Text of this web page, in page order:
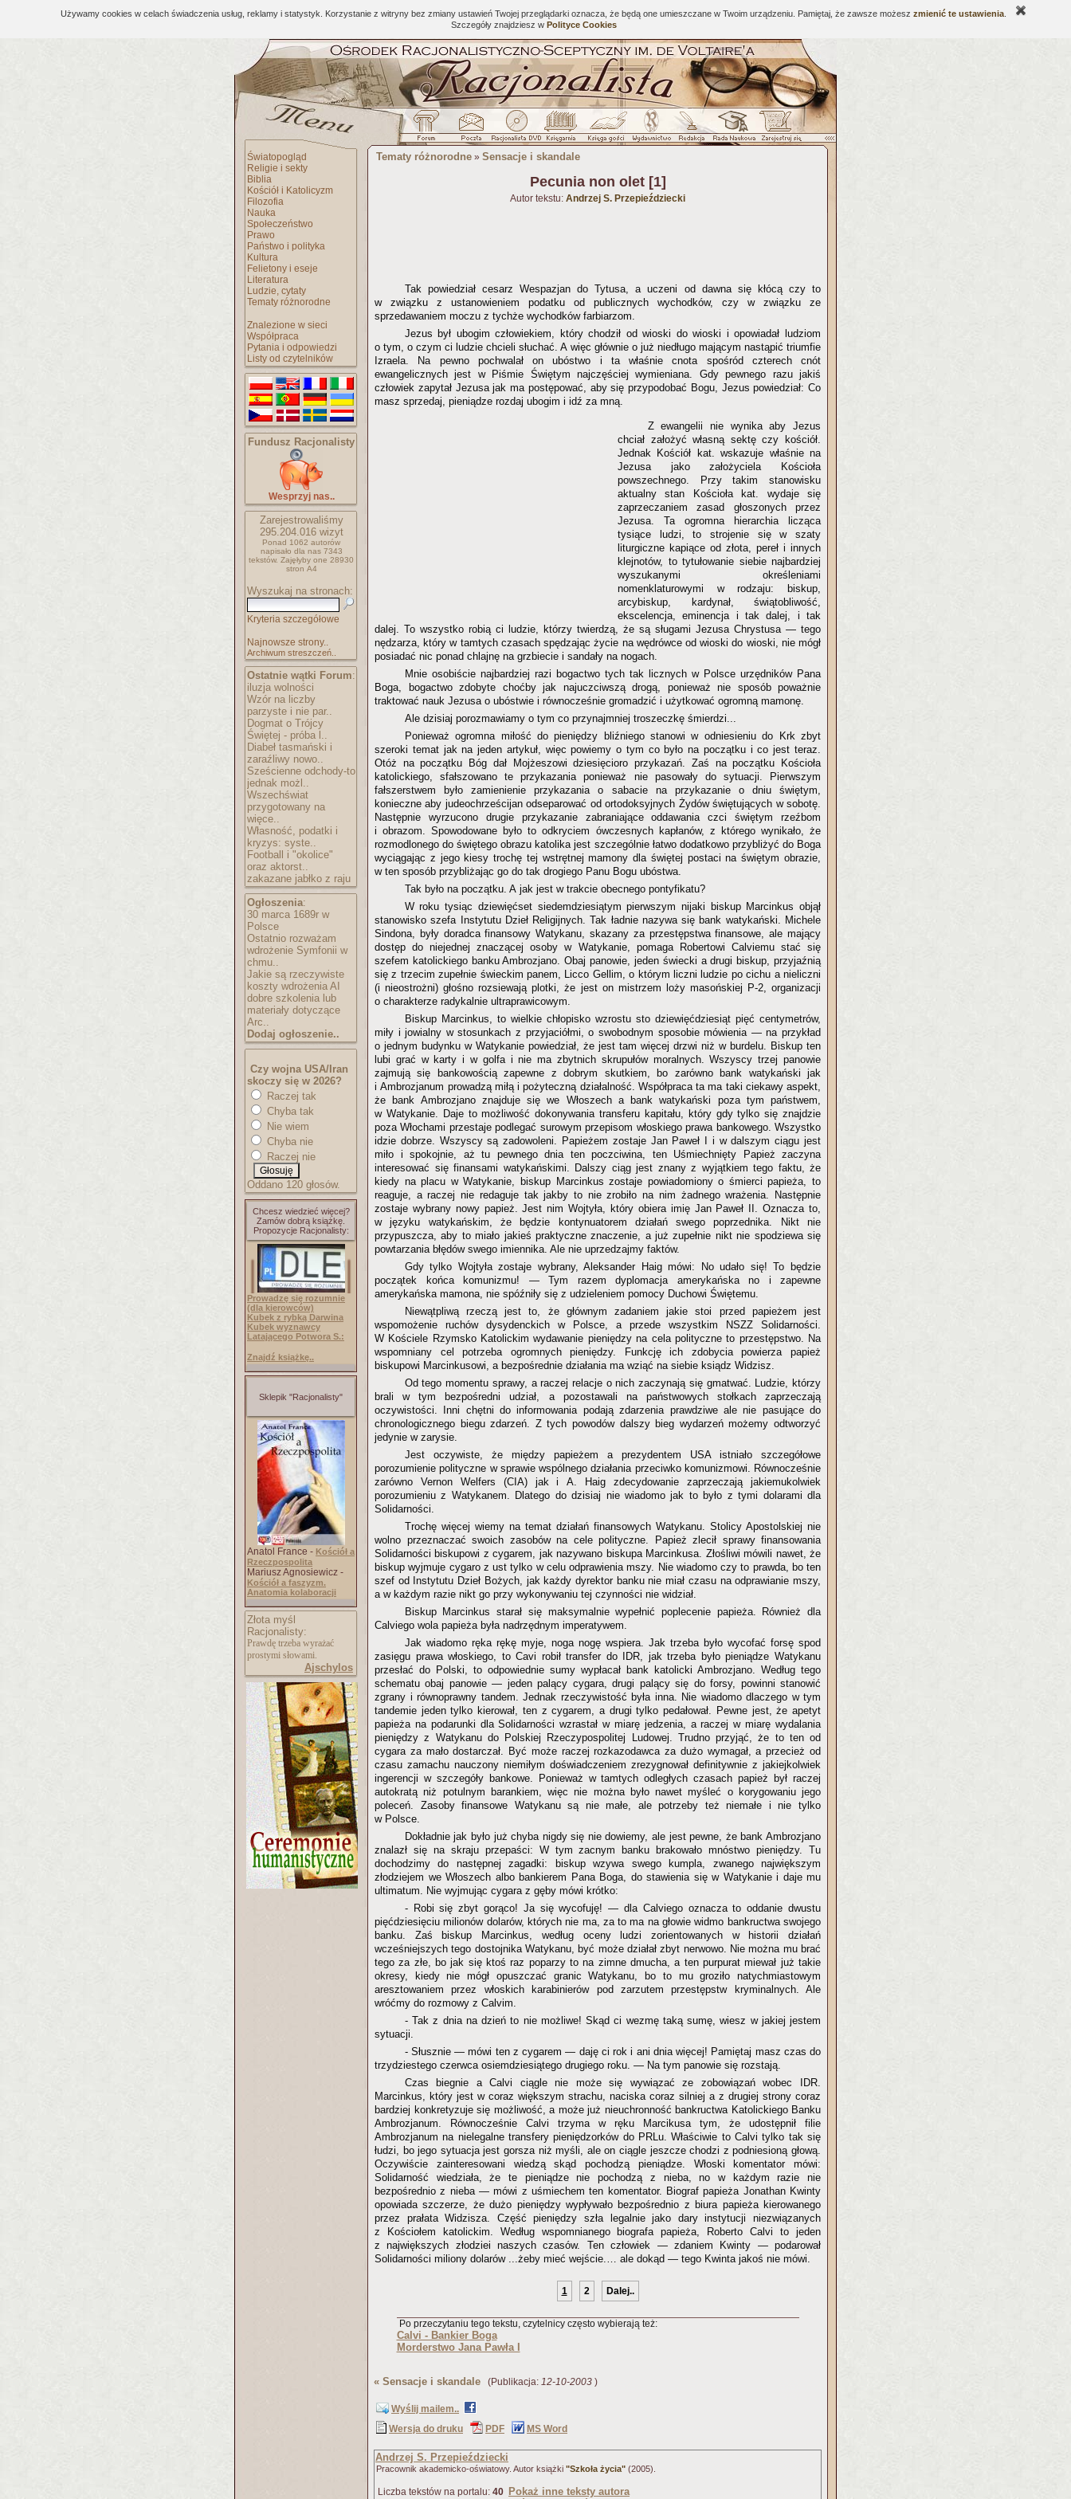
Używamy cookies w celach świadczenia usług, reklamy i statystyk. Korzystanie z witryny bez zmiany ustawień Twojej przeglądarki oznacza, że będą one umieszczane w Twoim urządzeniu. Pamiętaj, że zawsze możesz zmienić te ustawienia
Szczegóły znajdziesz w Polityce Cookies
Światopogląd
Religie i sekty
Biblia
Kościół i Katolicyzm
Filozofia
Nauka
Społeczeństwo
Prawo
Państwo i polityka
Kultura
Felietony i eseje
Literatura
Ludzie, cytaty
Tematy różnorodne
Znalezione w sieci
Współpraca
Pytania i odpowiedzi
Listy od czytelników
Fundusz Racjonalisty
Wesprzyj nas..
Zarejestrowaliśmy
295.204.016wizyt
Ponad 1062 autorów
napisało dla nas 7343
tekstów. Zajęłyby one 28930
stron A4
Wyszukaj na stronach:
Kryteria szczegółowe
Najnowsze strony..
Archiwum streszczeń..
Ostatnie wątki Forum:
iluzja wolności
Wzór na liczby
parzyste i nie par..
Dogmat o Trójcy
Świętej - próba l..
Diabeł tasmański i
zaraźliwy nowo..
Sześcienne odchody-to
jednak możl..
Wszechświat
przygotowany na
więce..
Własność, podatki i
kryzys: syste..
Football i "okolice"
oraz aktorst..
zakazane jabłko z raju
Ogłoszenia:
30 marca 1689r w
Polsce
Ostatnio rozważam
wdrożenie Symfonii w
chmu..
Jakie są rzeczywiste
koszty wdrożenia AI
dobre szkolenia lub
materiały dotyczące
Arc..
Dodaj ogłoszenie..
Czy wojna USA/Iran
skoczy się w 2026?
Raczej tak
Chyba tak
Nie wiem
Chyba nie
Raczej nie
Oddano 120 głosów.
Chcesz wiedzieć więcej?
Zamów dobrą książkę.
Propozycje Racjonalisty:
Prowadzę się rozumnie
(dla kierowców)
Kubek z rybką Darwina
Kubek wyznawcy
Latającego Potwora S.:
Znajdź książkę..
Sklepik "Racjonalisty"
Anatol France - Kościół a
Rzeczpospolita
Mariusz Agnosiewicz -
Kościół a faszyzm.
Anatomia kolaboracji
Złota myśl
Racjonalisty:
Prawdę trzeba wyrażać
prostymi słowami.
Ajschylos
Tematy różnorodne » Sensacje i skandale
Pecunia non olet [1]
Autor tekstu: Andrzej S. Przepieździecki
Tak powiedział cesarz Wespazjan do Tytusa, a uczeni od dawna się kłócą czy to
w związku z ustanowieniem podatku od publicznych wychodków, czy w związku ze
sprzedawaniem moczu z tychże wychodków farbiarzom.
Jezus był ubogim człowiekiem, który chodził od wioski do wioski i opowiadał ludziom
o tym, o czym ci ludzie chcieli słuchać. A więc głównie o już niedługo mającym nastąpić triumfie
Izraela. Na pewno pochwalał on ubóstwo i ta właśnie cnota spośród czterech cnót
ewangelicznych jest w Piśmie Świętym najczęściej wymieniana. Gdy pewnego razu jakiś
człowiek zapytał Jezusa jak ma postępować, aby się przypodobać Bogu, Jezus powiedział: Co
masz sprzedaj, pieniądze rozdaj ubogim i idź za mną.
Z ewangelii nie wynika aby Jezus
chciał założyć własną sektę czy kościół.
Jednak Kościół kat. wskazuje właśnie na
Jezusa jako założyciela Kościoła
powszechnego. Przy takim stanowisku
aktualny stan Kościoła kat. wydaje się
zaprzeczaniem zasad głoszonych przez
Jezusa. Ta ogromna hierarchia licząca
tysiące ludzi, to strojenie się w szaty
liturgiczne kapiące od złota, pereł i innych
klejnotów, to tytułowanie siebie najbardziej
wyszukanymi określeniami
nomenklaturowymi w rodzaju: biskup,
arcybiskup, kardynał, świątobliwość,
ekscelencja, eminencja i tak dalej, i tak
dalej. To wszystko robią ci ludzie, którzy twierdzą, że są sługami Jezusa Chrystusa — tego
nędzarza, który w tamtych czasach spędzając życie na wędrówce od wioski do wioski, nie mógł
posiadać nic ponad chlajnę na grzbiecie i sandały na nogach.
Mnie osobiście najbardziej razi bogactwo tych tak licznych w Polsce urzędników Pana
Boga, bogactwo zdobyte choćby jak najuczciwszą drogą, ponieważ nie sposób poważnie
traktować nauk Jezusa o ubóstwie i równocześnie gromadzić i użytkować ogromną mamonę.
Ale dzisiaj porozmawiamy o tym co przynajmniej troszeczkę śmierdzi...
Ponieważ ogromna miłość do pieniędzy bliźniego stanowi w odniesieniu do Krk zbyt
szeroki temat jak na jeden artykuł, więc powiemy o tym co było na początku i co jest teraz.
Otóż na początku Bóg dał Mojżeszowi dziesięcioro przykazań. Zaś na początku Kościoła
katolickiego, sfałszowano te przykazania ponieważ nie pasowały do sytuacji. Pierwszym
fałszerstwem było zamienienie przykazania o sabacie na przykazanie o dniu świętym,
konieczne aby judeochrześcijan odseparować od ortodoksyjnych Żydów świętujących w sobotę.
Następnie wyrzucono drugie przykazanie zabraniające oddawania czci świętym rzeźbom
i obrazom. Spowodowane było to odkryciem ówczesnych kapłanów, z którego wynikało, że
rozmodlonego do świętego obrazu katolika jest szczególnie łatwo dodatkowo przybliżyć do Boga
wyciągając z jego kiesy trochę tej wstrętnej mamony dla świętej postaci na świętym obrazie,
w ten sposób przybliżając go do tak drogiego Panu Bogu ubóstwa.
Tak było na początku. A jak jest w trakcie obecnego pontyfikatu?
W roku tysiąc dziewięćset siedemdziesiątym pierwszym nijaki biskup Marcinkus objął
stanowisko szefa Instytutu Dzieł Religijnych. Tak ładnie nazywa się bank watykański. Michele
Sindona, były doradca finansowy Watykanu, skazany za przestępstwa finansowe, ale mający
dostęp do niejednej znaczącej osoby w Watykanie, pomaga Robertowi Calviemu stać się
szefem katolickiego banku Ambrozjano. Obaj panowie, jeden świecki a drugi biskup, przyjaźnią
się z trzecim zupełnie świeckim panem, Licco Gellim, o którym liczni ludzie po cichu a nieliczni
(i nieostrożni) głośno rozsiewają plotki, że jest on mistrzem loży masońskiej P-2, organizacji
o charakterze radykalnie ultraprawicowym.
Biskup Marcinkus, to wielkie chłopisko wzrostu sto dziewięćdziesiąt pięć centymetrów,
miły i jowialny w stosunkach z przyjaciółmi, o swobodnym sposobie mówienia — na przykład
o jednym budynku w Watykanie powiedział, że jest tam więcej drzwi niż w burdelu. Biskup ten
lubi grać w karty i w golfa i nie ma zbytnich skrupułów moralnych. Wszyscy trzej panowie
zajmują się bankowością zapewne z dobrym skutkiem, bo zarówno bank watykański jak
i Ambrozjanum prowadzą miłą i pożyteczną działalność. Współpraca ta ma taki ciekawy aspekt,
że bank Ambrozjano znajduje się we Włoszech a bank watykański poza tym państwem,
w Watykanie. Daje to możliwość dokonywania transferu kapitału, który gdy tylko się znajdzie
poza Włochami przestaje podlegać surowym przepisom włoskiego prawa bankowego. Wszystko
idzie dobrze. Wszyscy są zadowoleni. Papieżem zostaje Jan Paweł I i w dalszym ciągu jest
miło i spokojnie, aż tu pewnego dnia ten poczciwina, ten Uśmiechnięty Papież zaczyna
interesować się finansami watykańskimi. Dalszy ciąg jest znany z wyjątkiem tego faktu, że
kiedy na placu w Watykanie, biskup Marcinkus zostaje powiadomiony o śmierci papieża, to
reaguje, a raczej nie redaguje tak jakby to nie zrobiło na nim żadnego wrażenia. Następnie
zostaje wybrany nowy papież. Jest nim Wojtyła, który obiera imię Jan Paweł II. Oznacza to,
w języku watykańskim, że będzie kontynuatorem działań swego poprzednika. Nikt nie
przypuszcza, aby to miało jakieś praktyczne znaczenie, a już zupełnie nikt nie spodziewa się
powtarzania błędów swego imiennika. Ale nie uprzedzajmy faktów.
Gdy tylko Wojtyła zostaje wybrany, Aleksander Haig mówi: No udało się! To będzie
początek końca komunizmu! — Tym razem dyplomacja amerykańska no i zapewne
amerykańska mamona, nie spóźniły się z udzieleniem pomocy Duchowi Świętemu.
Niewątpliwą rzeczą jest to, że głównym zadaniem jakie stoi przed papieżem jest
wspomożenie ruchów dysydenckich w Polsce, a przede wszystkim NSZZ Solidarności.
W Kościele Rzymsko Katolickim wydawanie pieniędzy na cela polityczne to przestępstwo. Na
wspomniany cel potrzeba ogromnych pieniędzy. Funkcję ich zdobycia powierza papież
biskupowi Marcinkusowi, a bezpośrednie działania ma wziąć na siebie ksiądz Widzisz.
Od tego momentu sprawy, a raczej relacje o nich zaczynają się gmatwać. Ludzie, którzy
brali w tym bezpośredni udział, a pozostawali na państwowych stołkach zaprzeczają
oczywistości. Inni chętni do informowania podają zdarzenia prawdziwe ale nie pasujące do
chronologicznego biegu zdarzeń. Z tych powodów dalszy bieg wydarzeń możemy odtworzyć
jedynie w zarysie.
Jest oczywiste, że między papieżem a prezydentem USA istniało szczegółowe
porozumienie polityczne w sprawie wspólnego działania przeciwko komunizmowi. Równocześnie
zarówno Vernon Welfers (CIA) jak i A. Haig zdecydowanie zaprzeczają jakiemukolwiek
porozumieniu z Watykanem. Dlatego do dzisiaj nie wiadomo jak to było z tymi dolarami dla
Solidarności.
Trochę więcej wiemy na temat działań finansowych Watykanu. Stolicy Apostolskiej nie
wolno przeznaczać swoich zasobów na cele polityczne. Papież zlecił sprawy finansowania
Solidarności biskupowi z cygarem, jak nazywano biskupa Marcinkusa. Złośliwi mówili nawet, że
biskup wyjmuje cygaro z ust tylko w celu odprawienia mszy. Nie wiadomo czy to prawda, bo ten
szef od Instytutu Dzieł Bożych, jak każdy dyrektor banku nie miał czasu na odprawianie mszy,
a w każdym razie nikt go przy wykonywaniu tej czynności nie widział.
Biskup Marcinkus starał się maksymalnie wypełnić poplecenie papieża. Również dla
Calviego wola papieża była nadrzędnym imperatywem.
Jak wiadomo ręka rękę myje, noga nogę wspiera. Jak trzeba było wycofać forsę spod
zasięgu prawa włoskiego, to Cavi robił transfer do IDR, jak trzeba było pieniądze Watykanu
przesłać do Polski, to odpowiednie sumy wypłacał bank katolicki Ambrozjano. Według tego
schematu obaj panowie — jeden palący cygara, drugi palący się do forsy, powinni stanowić
zgrany i równoprawny tandem. Jednak rzeczywistość była inna. Nie wiadomo dlaczego w tym
tandemie jeden tylko kierował, ten z cygarem, a drugi tylko pedałował. Pewne jest, że apetyt
papieża na podarunki dla Solidarności wzrastał w miarę jedzenia, a raczej w miarę wydalania
pieniędzy z Watykanu do Polskiej Rzeczypospolitej Ludowej. Trudno przyjąć, że to ten od
cygara za mało dostarczał. Być może raczej rozkazodawca za dużo wymagał, a przecież od
czasu zamachu nauczony niemiłym doświadczeniem zrezygnował definitywnie z jakiejkolwiek
ingerencji w szczegóły bankowe. Ponieważ w tamtych odległych czasach papież był raczej
autokratą niż potulnym barankiem, więc nie można było nawet myśleć o korygowaniu jego
poleceń. Zasoby finansowe Watykanu są nie małe, ale potrzeby też niemałe i nie tylko
w Polsce.
Dokładnie jak było już chyba nigdy się nie dowiemy, ale jest pewne, że bank Ambrozjano
znalazł się na skraju przepaści: W tym zacnym banku brakowało mnóstwo pieniędzy. Tu
dochodzimy do następnej zagadki: biskup wzywa swego kumpla, zwanego największym
złodziejem we Włoszech albo bankierem Pana Boga, do stawienia się w Watykanie i daje mu
ultimatum. Nie wyjmując cygara z gęby mówi krótko:
- Robi się zbyt gorąco! Ja się wycofuję! — dla Calviego oznacza to oddanie dwustu
pięćdziesięciu milionów dolarów, których nie ma, za to ma na głowie widmo bankructwa swojego
banku. Zaś biskup Marcinkus, według oceny ludzi zorientowanych w historii działań
wcześniejszych tego dostojnika Watykanu, być może działał zbyt nerwowo. Nie można mu brać
tego za złe, bo jak się ktoś raz poparzy to na zimne dmucha, a ten purpurat miewał już takie
okresy, kiedy nie mógł opuszczać granic Watykanu, bo to mu groziło natychmiastowym
aresztowaniem przez włoskich karabinierów pod zarzutem przestępstw kryminalnych. Ale
wróćmy do rozmowy z Calvim.
- Tak z dnia na dzień to nie możliwe! Skąd ci wezmę taką sumę, wiesz w jakiej jestem
sytuacji.
- Słusznie — mówi ten z cygarem — daję ci rok i ani dnia więcej! Pamiętaj masz czas do
trzydziestego czerwca osiemdziesiątego drugiego roku. — Na tym panowie się rozstają.
Czas biegnie a Calvi ciągle nie może się wywiązać ze zobowiązań wobec IDR.
Marcinkus, który jest w coraz większym strachu, naciska coraz silniej a z drugiej strony coraz
bardziej konkretyzuje się możliwość, a może już nieuchronność bankructwa Katolickiego Banku
Ambrozjanum. Równocześnie Calvi trzyma w ręku Marcikusa tym, że udostępnił filie
Ambrozjanum na nielegalne transfery pieniędzorków do PRLu. Właściwie to Calvi tylko tak się
łudzi, bo jego sytuacja jest gorsza niż myśli, ale on ciągle jeszcze chodzi z podniesioną głową.
Oczywiście zainteresowani wiedzą skąd pochodzą pieniądze. Włoski komentator mówi:
Solidarność wiedziała, że te pieniądze nie pochodzą z nieba, no w każdym razie nie
bezpośrednio z nieba — mówi z uśmiechem ten komentator. Biograf papieża Jonathan Kwinty
opowiada szczerze, że dużo pieniędzy wypływało bezpośrednio z biura papieża kierowanego
przez prałata Widzisza. Część pieniędzy szła legalnie jako dary instytucji niezwiązanych
z Kościołem katolickim. Według wspomnianego biografa papieża, Roberto Calvi to jeden
z największych złodziei naszych czasów. Ten człowiek — zdaniem Kwinty — podarował
Solidarności miliony dolarów ...żeby mieć wejście.… ale dokąd — tego Kwinta jakoś nie mówi.
1 2 Dalej..
Po przeczytaniu tego tekstu, czytelnicy często wybierają też:
Calvi - Bankier Boga
Morderstwo Jana Pawła I
« Sensacje i skandale (Publikacja: 12-10-2003 )
Wyślij mailem..
Wersja do druku
PDF MS Word
Andrzej S. Przepieździecki
Pracownik akademicko-oświatowy. Autor książki "Szkoła życia" (2005).
Liczba tekstów na portalu: 40 Pokaż inne teksty autora